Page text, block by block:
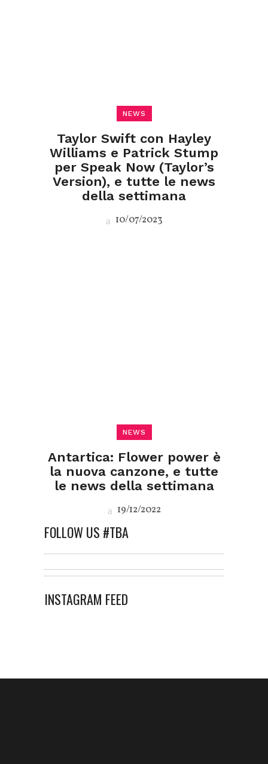
NEWS
Taylor Swift con Hayley
Williams e Patrick Stump
per Speak Now (Taylor’s
Version), e tutte le news
della settimana
10/07/2023
NEWS
Antartica: Flower power è
la nuova canzone, e tutte
le news della settimana
19/12/2022
FOLLOW US #TBA
INSTAGRAM FEED